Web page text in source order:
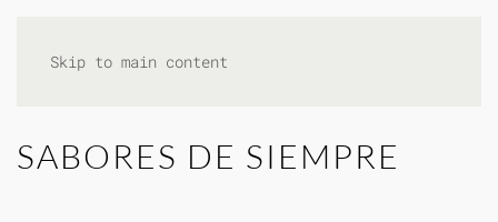
Skip to main content
SABORES DE SIEMPRE